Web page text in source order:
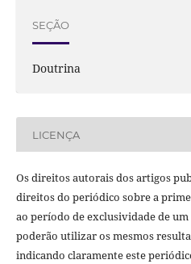
SEÇÃO
Doutrina
LICENÇA
Os direitos autorais dos artigos
direitos do periódico sobre a
ao período de exclusividade de
poderão utilizar os mesmos
indicando claramente este